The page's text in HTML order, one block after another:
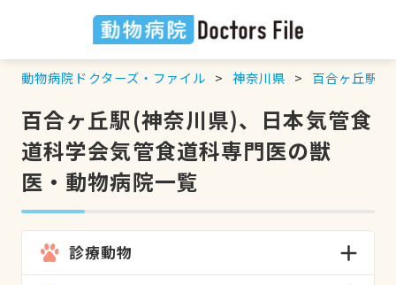
動物病院ドクターズ・ファイル 神奈川県 百合ヶ丘駅
百合ヶ丘駅(神奈川県)、日本気管食
道科学会気管食道科専門医の獣
医・動物病院一覧
診療動物